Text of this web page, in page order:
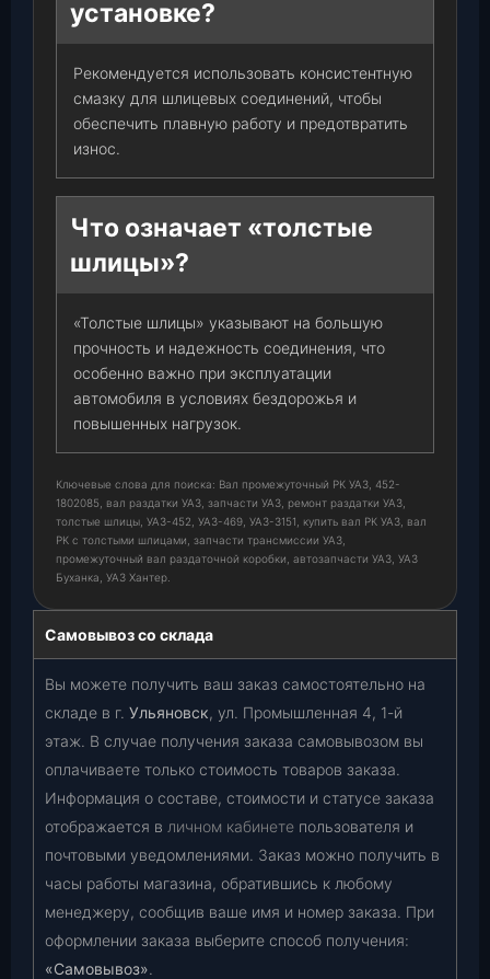
установке?
Рекомендуется использовать консистентную
смазку для шлицевых соединений, чтобы
обеспечить плавную работу и предотвратить
износ.
Что означает «толстые
шлицы»?
«Толстые шлицы» указывают на большую
прочность и надежность соединения, что
особенно важно при эксплуатации
автомобиля в условиях бездорожья и
повышенных нагрузок.
Ключевые слова для поиска: Вал промежуточный РК УАЗ, 452-
1802085, вал раздатки УАЗ, запчасти УАЗ, ремонт раздатки УАЗ,
толстые шлицы, УАЗ-452, УАЗ-469, УАЗ-3151, купить вал РК УАЗ, вал
РК с толстыми шлицами, запчасти трансмиссии УАЗ,
промежуточный вал раздаточной коробки, автозапчасти УАЗ, УАЗ
Буханка, УАЗ Хантер.
Самовывоз со склада
Вы можете получить ваш заказ самостоятельно на
складе в г. Ульяновск, ул. Промышленная 4, 1-й
этаж. В случае получения заказа самовывозом вы
оплачиваете только стоимость товаров заказа.
Информация о составе, стоимости и статусе заказа
отображается в личном кабинете пользователя и
почтовыми уведомлениями. Заказ можно получить в
часы работы магазина, обратившись к любому
менеджеру, сообщив ваше имя и номер заказа. При
оформлении заказа выберите способ получения:
«Самовывоз».